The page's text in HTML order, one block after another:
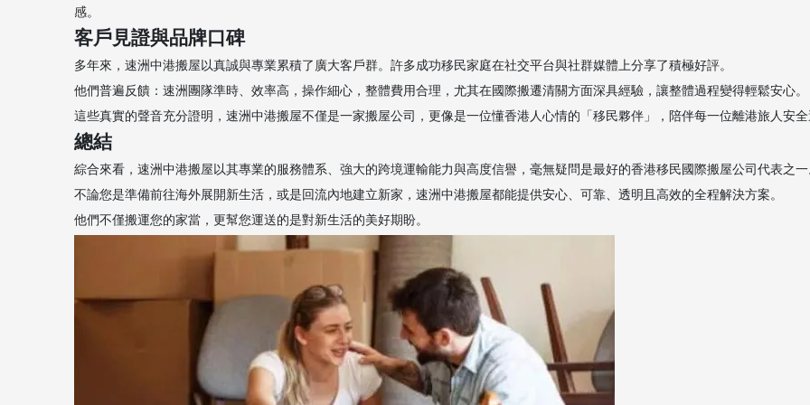
感。
客戶見證與品牌口碑
多年來，速洲中港搬屋以真誠與專業累積了廣大客戶群。許多成功移民家庭在社交平台與社群媒體上分享了積極好評。
他們普遍反饋：速洲團隊準時、效率高，操作細心，整體費用合理，尤其在國際搬遷清關方面深具經驗，讓整體過程變得輕鬆安心。
這些真實的聲音充分證明，速洲中港搬屋不僅是一家搬屋公司，更像是一位懂香港人心情的「移民夥伴」，陪伴每一位離港旅人安全
總結
綜合來看，速洲中港搬屋以其專業的服務體系、強大的跨境運輸能力與高度信譽，毫無疑問是最好的香港移民國際搬屋公司代表之一
不論您是準備前往海外展開新生活，或是回流內地建立新家，速洲中港搬屋都能提供安心、可靠、透明且高效的全程解決方案。
他們不僅搬運您的家當，更幫您運送的是對新生活的美好期盼。